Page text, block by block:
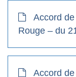
Accord
Rouge – du
Accord